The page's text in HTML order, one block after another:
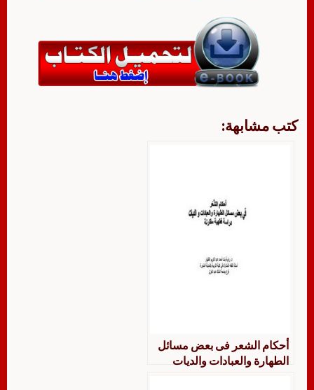
كتب مشابهة:
أحكام الشعر فى بعض مسائل
الطهارة والعبادات والديات